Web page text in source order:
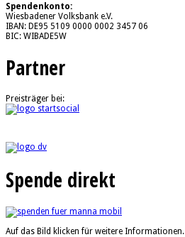
Spendenkonto:
Wiesbadener Volksbank e.V.
IBAN: DE95 5109 0000 0002 3457 06
BIC: WIBADE5W
Partner
Preisträger bei:
Spende direkt
Auf das Bild klicken für weitere Informationen.